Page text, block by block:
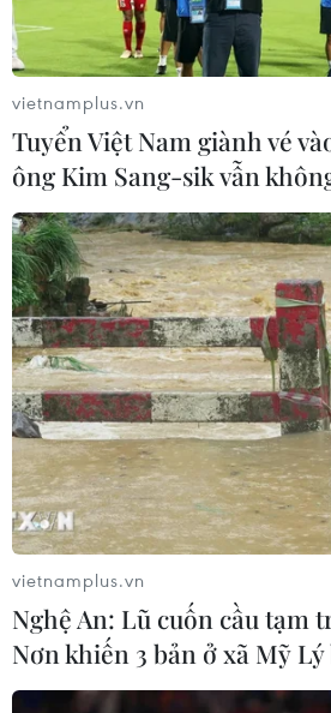
Đội trưởng Huỳnh Như chia vui với Thủ
11m thành công. (Ảnh:
Thủ môn Kim Thanh cản phá cú sút
vietnamplus.vn
Tuyển Việt Nam giành vé
ông Kim Sang-sik vẫn
vietnamplus.vn
Nghệ An: Lũ cuốn cầu tạm
Nơn khiến 3 bản ở xã Mỹ